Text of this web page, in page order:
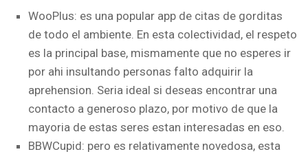
WooPlus: es una popular app de citas de gorditas
de todo el ambiente. En esta colectividad, el respeto
es la principal base, mismamente que no esperes ir
por ahi insultando personas falto adquirir la
aprehension. Seri­a ideal si deseas encontrar una
contacto a generoso plazo, por motivo de que la
mayoria de estas seres estan interesadas en eso.
BBWCupid: pero es relativamente novedosa, esta